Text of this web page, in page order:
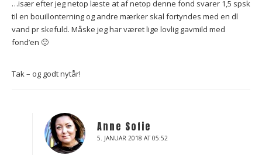
…især efter jeg netop læste at af netop denne fond svarer 1,5 spsk
til en bouillonterning og andre mærker skal fortyndes med en dl
vand pr skefuld. Måske jeg har været lige lovlig gavmild med
fond’en 🙂
Tak – og godt nytår!
Anne Sofie
5. JANUAR 2018 AT 05:52